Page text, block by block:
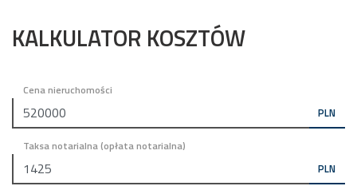
KALKULATOR KOSZTÓW
Cena nieruchomości
PLN
Taksa notarialna (opłata notarialna)
PLN